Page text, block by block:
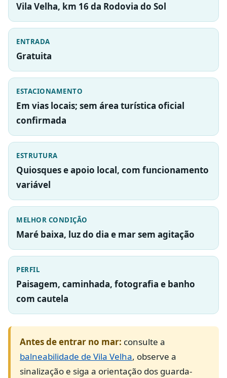
Vila Velha, km 16 da Rodovia do Sol
ENTRADA
Gratuita
ESTACIONAMENTO
Em vias locais; sem área turística oficial
confirmada
ESTRUTURA
Quiosques e apoio local, com funcionamento
variável
MELHOR CONDIÇÃO
Maré baixa, luz do dia e mar sem agitação
PERFIL
Paisagem, caminhada, fotografia e banho
com cautela
Antes de entrar no mar: consulte a
balneabilidade de Vila Velha, observe a
sinalização e siga a orientação dos guarda-